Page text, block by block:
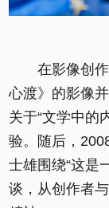
在影像创
心渡》的影像
关于“文学中的
验。随后，
士雄围绕“这是
谈，从创作者